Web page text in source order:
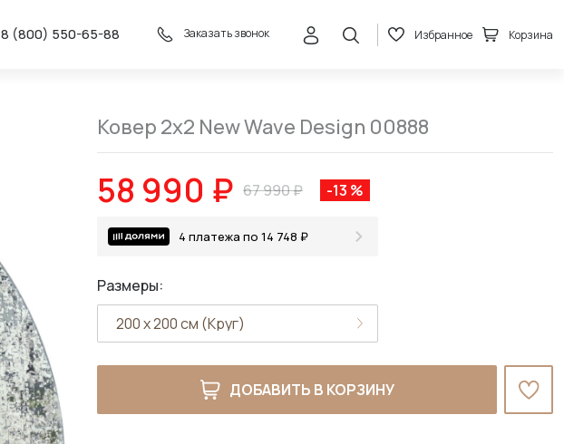
8 (800) 550-65-88 Заказать звонок Избранное Корзина
Ковер 2x2 New Wave Design 00888
58 990 ₽ 67 990 ₽ -13 %
4 платежа по 14 748 ₽
Размеры:
ДОБАВИТЬ В КОРЗИНУ